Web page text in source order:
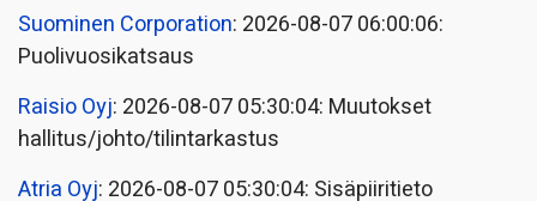
Suominen Corporation: 2026-08-07 06:00:06:
Puolivuosikatsaus
Raisio Oyj: 2026-08-07 05:30:04: Muutokset
hallitus/johto/tilintarkastus
Atria Oyj: 2026-08-07 05:30:04: Sisäpiiritieto